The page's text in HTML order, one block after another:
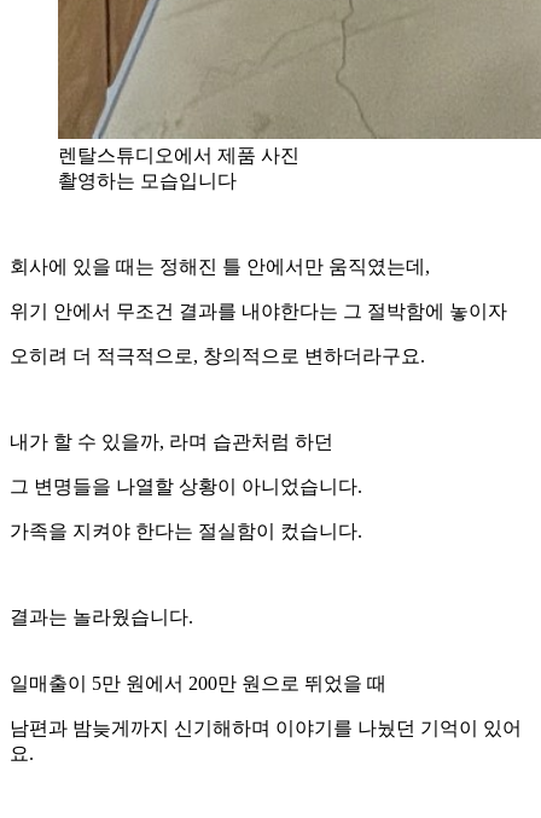
렌탈스튜디오에서 제품 사진
촬영하는 모습입니다
회사에 있을 때는 정해진 틀 안에서만 움직였는데,
위기 안에서 무조건 결과를 내야한다는 그 절박함에 놓이자
오히려 더 적극적으로, 창의적으로 변하더라구요.
내가 할 수 있을까, 라며 습관처럼 하던
그 변명들을 나열할 상황이 아니었습니다.
가족을 지켜야 한다는 절실함이 컸습니다.
결과는 놀라웠습니다.
일매출이 5만 원에서 200만 원으로 뛰었을 때
남편과 밤늦게까지 신기해하며 이야기를 나눴던 기억이 있어
요.